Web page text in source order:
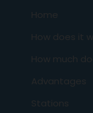
Home
How does it
How much
Advantages
Stations